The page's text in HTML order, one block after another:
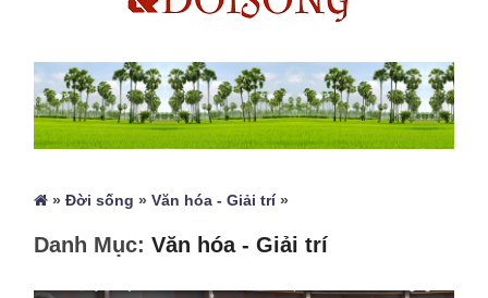
»Đời sống »Văn hóa - Giải trí»
Danh Mục:Văn hóa - Giải trí